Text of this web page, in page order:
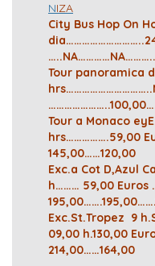
NIZA
City Bus Hop On
Tour panoramica
Tour a Monaco
hrs…………….59,00
145,00……120,00
Exc.a Cot D,Azul
h……… 59,00 Euros
Exc.St.Tropez 9
09,00 h.130,00
214,00……164,00